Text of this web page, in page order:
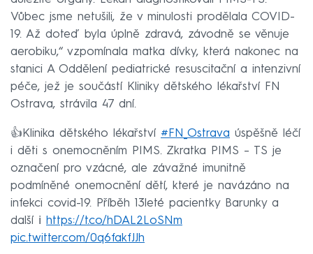
Vůbec jsme netušili, že v minulosti prodělala COVID-
19. Až doteď byla úplně zdravá, závodně se věnuje
aerobiku,“ vzpomínala matka dívky, která nakonec na
stanici A Oddělení pediatrické resuscitační a intenzivní
péče, jež je součástí Kliniky dětského lékařství FN
Ostrava, strávila 47 dní.
👍Klinika dětského lékařství #FN_Ostrava úspěšně léčí
i děti s onemocněním PIMS. Zkratka PIMS – TS je
označení pro vzácné, ale závažné imunitně
podmíněné onemocnění dětí, které je navázáno na
infekci covid-19. Příběh 13leté pacientky Barunky a
další ℹ https://t.co/hDAL2LoSNm
pic.twitter.com/0q6fakfJJh